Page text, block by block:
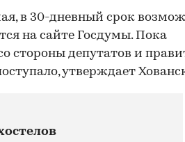
в 30-дневный срок
на сайте Госдумы. Пока
стороны депутатов и
утверждает